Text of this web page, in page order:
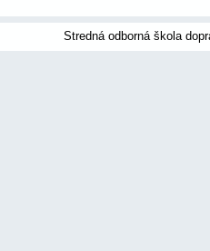
Príďte a staňte sa prvými
Stredná odborná škola